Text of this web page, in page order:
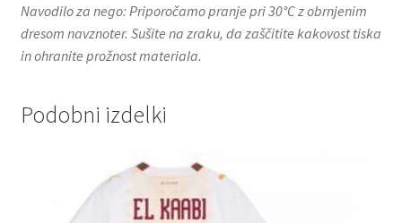
Navodilo za nego: Priporočamo pranje pri 30°C z obrnjenim
dresom navznoter. Sušite na zraku, da zaščitite kakovost tiska
in ohranite prožnost materiala.
Podobni izdelki